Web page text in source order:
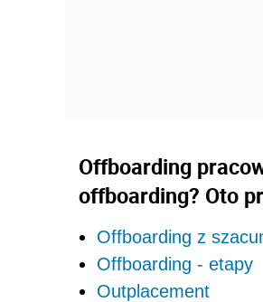
Offboarding
offboarding? Oto
Offboarding z
Offboarding - etapy
Outplacement